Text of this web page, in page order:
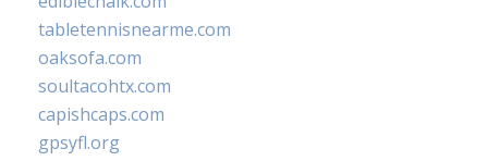
tabletennisnearme.com
oaksofa.com
soultacohtx.com
capishcaps.com
gpsyfl.org